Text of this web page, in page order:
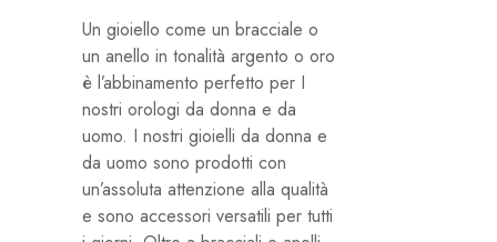
Un gioiello come un bracciale o
un anello in tonalità argento o oro
è l’abbinamento perfetto per I
nostri orologi da donna e da
uomo. I nostri gioielli da donna e
da uomo sono prodotti con
un’assoluta attenzione alla qualità
e sono accessori versatili per tutti